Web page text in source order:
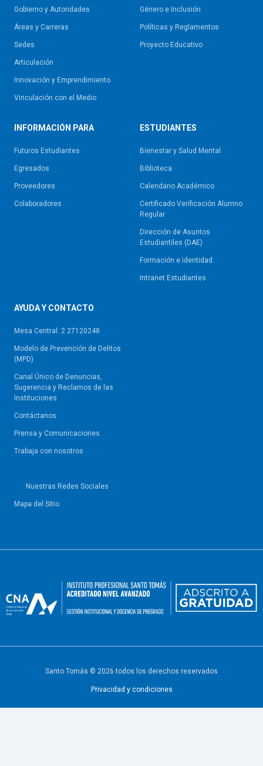
Gobierno y Autoridades​
Áreas y Carreras
Sedes
Articulación
Innovación y Emprendimiento
Vinculación con el Medio
Género e Inclusión
Políticas y Reglamentos​
Proyecto Educativo
INFORMACIÓN PARA
Futuros Estudiantes
Egresados
Proveedores
Colaboradores
ESTUDIANTES
Bienestar y Salud Mental
Biblioteca
Calendario Académico
Certificado Verificación Alumno
Regular
Dirección de Asuntos
Estudiantiles (DAE)
Formación e identidad
Intranet Estudiantes
AYUDA Y CONTACTO
Mesa Central: 2 27120248
Modelo de Prevención de Delitos
(MPD)
Canal Único de Denuncias,
Sugerencia y Reclamos de las
Instituciones
Contáctanos
Prensa y Comunicaciones
Trabaja con nosotros
Nuestras Redes Sociales
Mapa del Sitio
Santo Tomás © 2026 todos los derechos reservados
Privacidad y condiciones